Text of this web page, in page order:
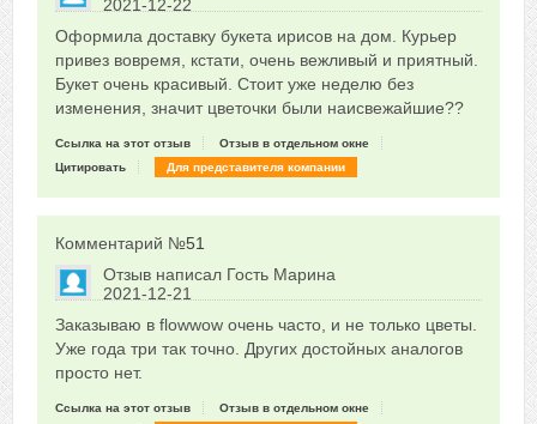
2021-12-22
0
Сказать друзьям об отзыве
Оформила доставку букета ирисов на дом. Курьер
привез вовремя, кстати, очень вежливый и приятный.
Букет очень красивый. Стоит уже неделю без
изменения, значит цветочки были наисвежайшие??
Ссылка на этот отзыв
Отзыв в отдельном окне
Цитировать
Для представителя компании
Комментарий №51
Отзыв написал Гость Марина
2021-12-21
0
Сказать друзьям об отзыве
Заказываю в flowwow очень часто, и не только цветы.
Уже года три так точно. Других достойных аналогов
просто нет.
Ссылка на этот отзыв
Отзыв в отдельном окне